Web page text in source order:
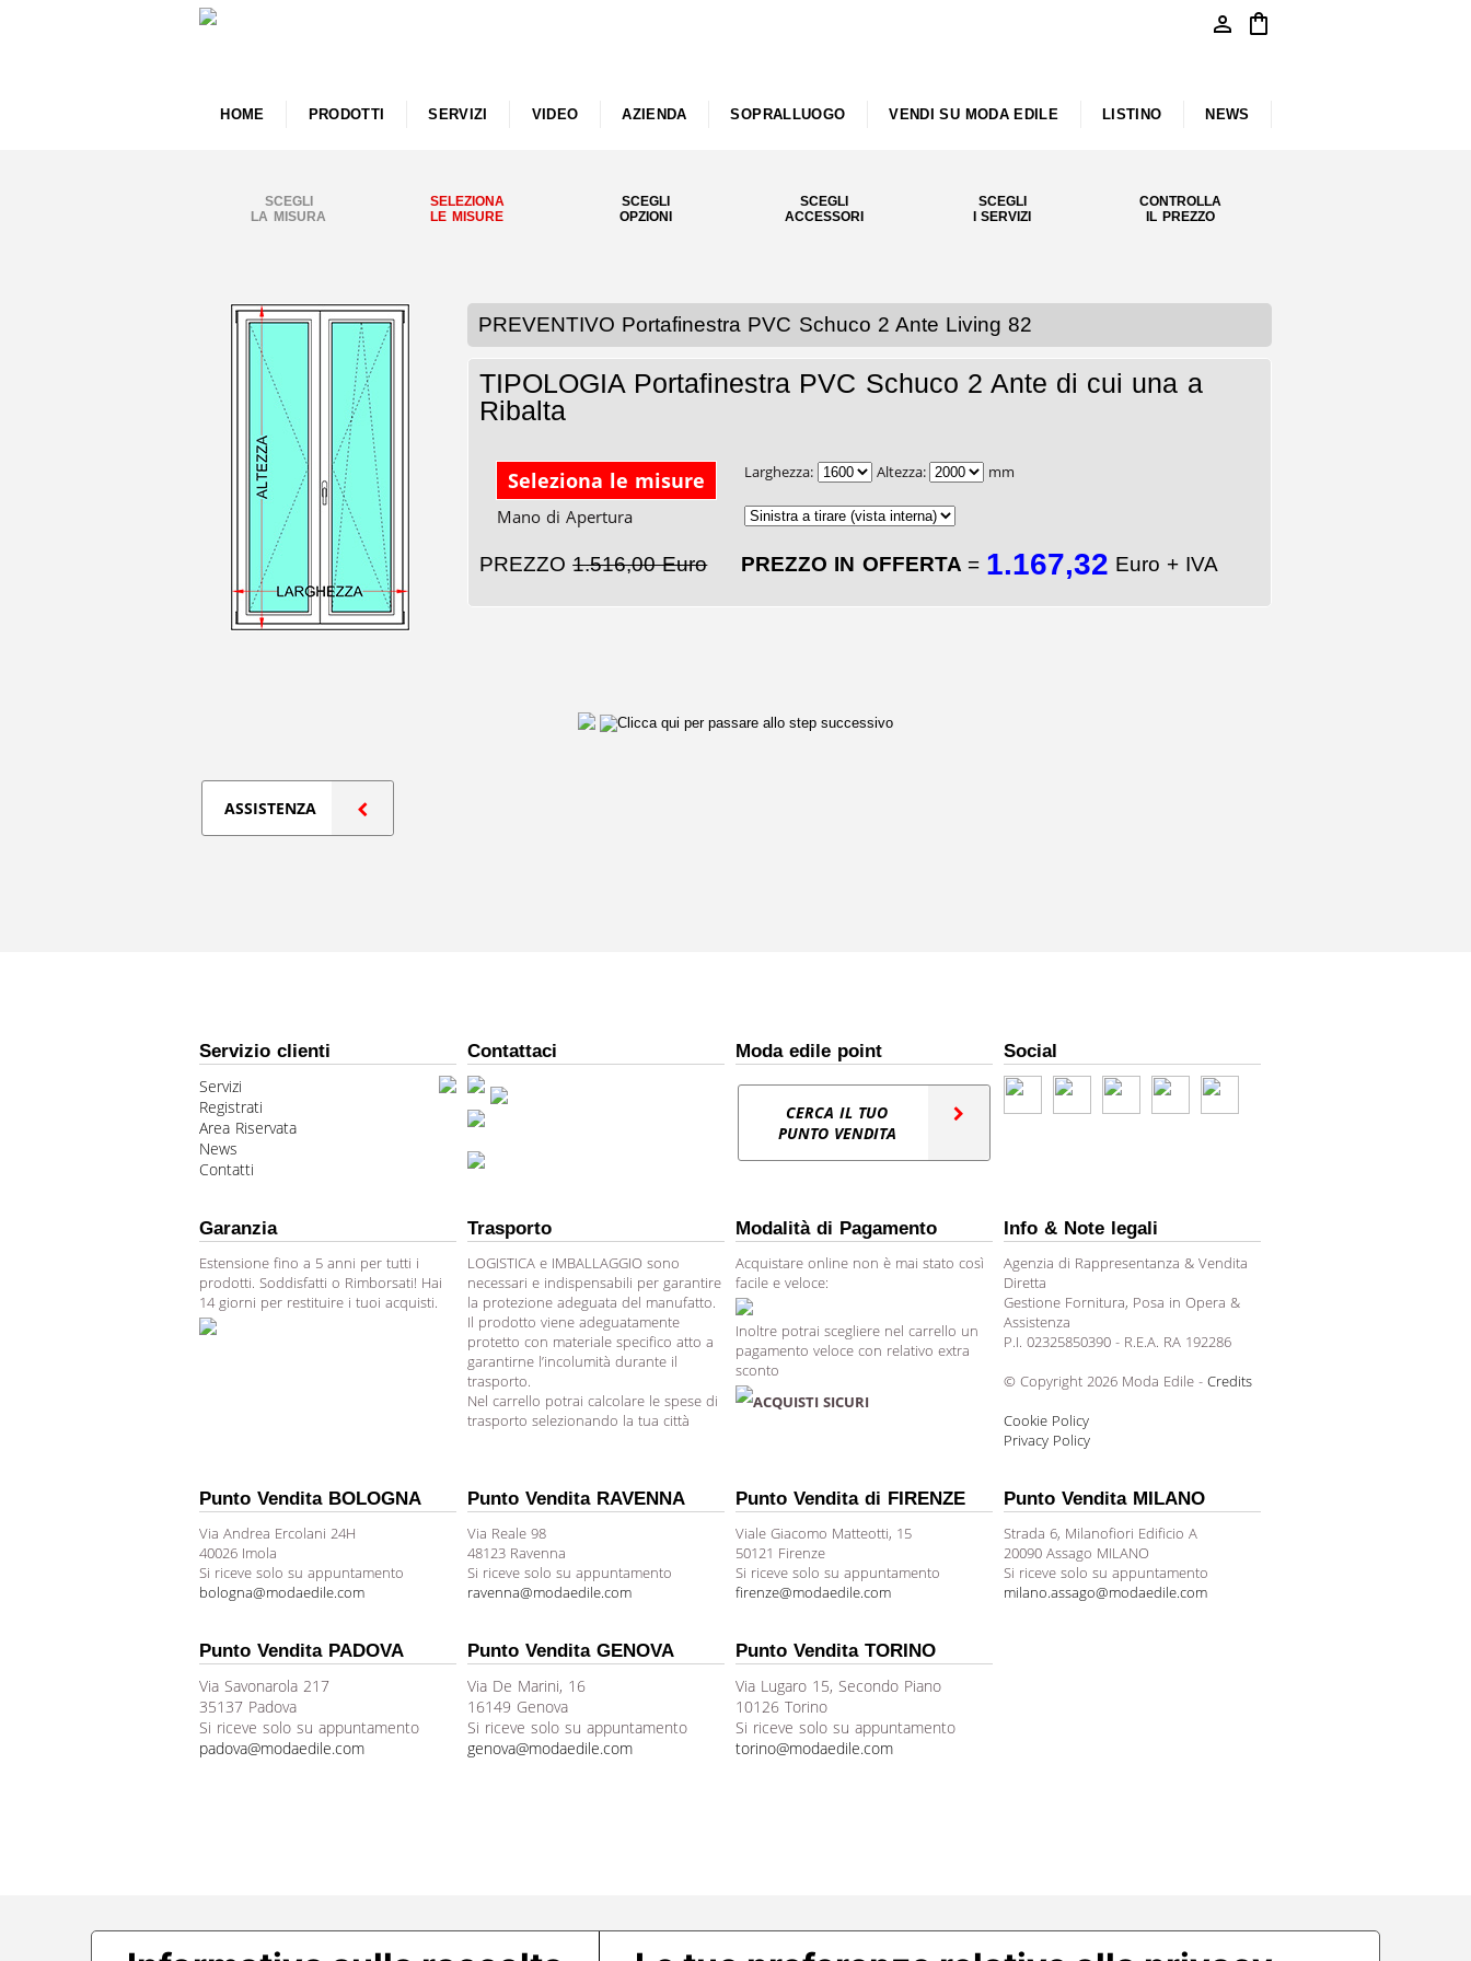
person shopping_bag
HOME PRODOTTI SERVIZI VIDEO AZIENDA SOPRALLUOGO VENDI SU MODA EDILE LISTINO NEWS
SCEGLI
LA MISURA
SELEZIONA
LE MISURE
SCEGLI
OPZIONI
SCEGLI
ACCESSORI
SCEGLI
I SERVIZI
CONTROLLA
IL PREZZO
PREVENTIVO Portafinestra PVC Schuco 2 Ante Living 82
TIPOLOGIA Portafinestra PVC Schuco 2 Ante di cui una a
Ribalta
Seleziona le misure Larghezza: Altezza: mm
Mano di Apertura
PREZZO1.516,00 Euro PREZZO IN OFFERTA = 1.167,32 Euro + IVA
ASSISTENZA
Servizio clienti
Servizi
Registrati
Area Riservata
News
Contatti
Contattaci Moda edile point
CERCA IL TUO
PUNTO VENDITA
Social
Garanzia
Estensione fino a 5 anni per tutti i
prodotti. Soddisfatti o Rimborsati! Hai
14 giorni per restituire i tuoi acquisti.
Trasporto
LOGISTICA e IMBALLAGGIO sono
necessari e indispensabili per garantire
la protezione adeguata del manufatto.
Il prodotto viene adeguatamente
protetto con materiale specifico atto a
garantirne l’incolumità durante il
trasporto.
Nel carrello potrai calcolare le spese di
trasporto selezionando la tua città
Modalità di Pagamento
Acquistare online non è mai stato così
facile e veloce:
Inoltre potrai scegliere nel carrello un
pagamento veloce con relativo extra
sconto
ACQUISTI SICURI
Info & Note legali
Agenzia di Rappresentanza & Vendita
Diretta
Gestione Fornitura, Posa in Opera &
Assistenza
P.I. 02325850390 - R.E.A. RA 192286
© Copyright 2026 Moda Edile - Credits
Cookie Policy
Privacy Policy
Punto Vendita BOLOGNA
Via Andrea Ercolani 24H
40026 Imola
Si riceve solo su appuntamento
bologna@modaedile.com
Punto Vendita RAVENNA
Via Reale 98
48123 Ravenna
Si riceve solo su appuntamento
ravenna@modaedile.com
Punto Vendita di FIRENZE
Viale Giacomo Matteotti, 15
50121 Firenze
Si riceve solo su appuntamento
firenze@modaedile.com
Punto Vendita MILANO
Strada 6, Milanofiori Edificio A
20090 Assago MILANO
Si riceve solo su appuntamento
milano.assago@modaedile.com
Punto Vendita PADOVA
Via Savonarola 217
35137 Padova
Si riceve solo su appuntamento
padova@modaedile.com
Punto Vendita GENOVA
Via De Marini, 16
16149 Genova
Si riceve solo su appuntamento
genova@modaedile.com
Punto Vendita TORINO
Via Lugaro 15, Secondo Piano
10126 Torino
Si riceve solo su appuntamento
torino@modaedile.com